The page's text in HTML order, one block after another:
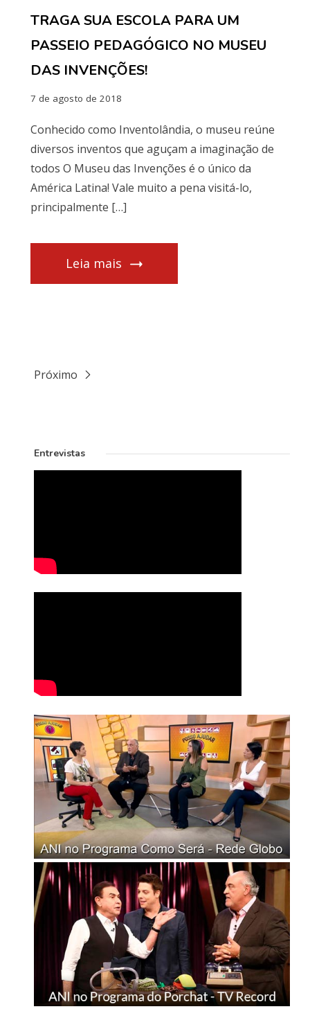
TRAGA SUA ESCOLA PARA UM
PASSEIO PEDAGÓGICO NO MUSEU
DAS INVENÇÕES!
7 de agosto de 2018
Conhecido como Inventolândia, o museu reúne
diversos inventos que aguçam a imaginação de
todos O Museu das Invenções é o único da
América Latina! Vale muito a pena visitá-lo,
principalmente […]
Leia mais
Próximo
Entrevistas